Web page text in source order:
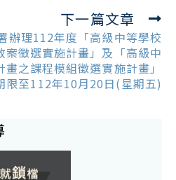
下一篇文章
辦理112年度「高級中等學校
徵選實施計畫」及「高級中
之課程模組徵選實施計畫」
限至112年10月20日(星期五)